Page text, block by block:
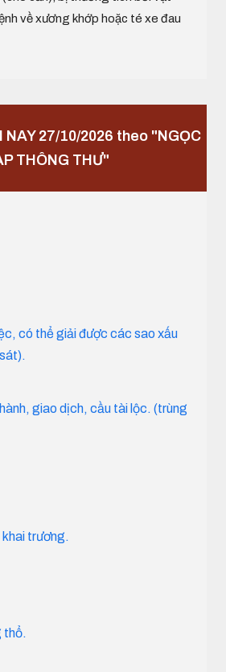
về xương khớp hoặc té xe đau
NAY 27/10/2026 theo "NGỌC
THÔNG THƯ"
có thể giải được các sao xấu
giao dịch, cầu tài lộc. (trùng
trương.
thổ.